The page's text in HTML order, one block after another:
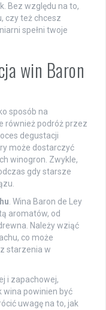
Bez względu na to,
czy też chcesz
spełni twoje
win Baron
sposób na
również podróż przez
degustacji
może dostarczyć
winogron. Zwykle,
gdy starsze
. Wina Baron de Ley
aromatów, od
Należy wziąć
co może
starzenia w
i zapachowej,
wina powinien być
uwagę na to, jak